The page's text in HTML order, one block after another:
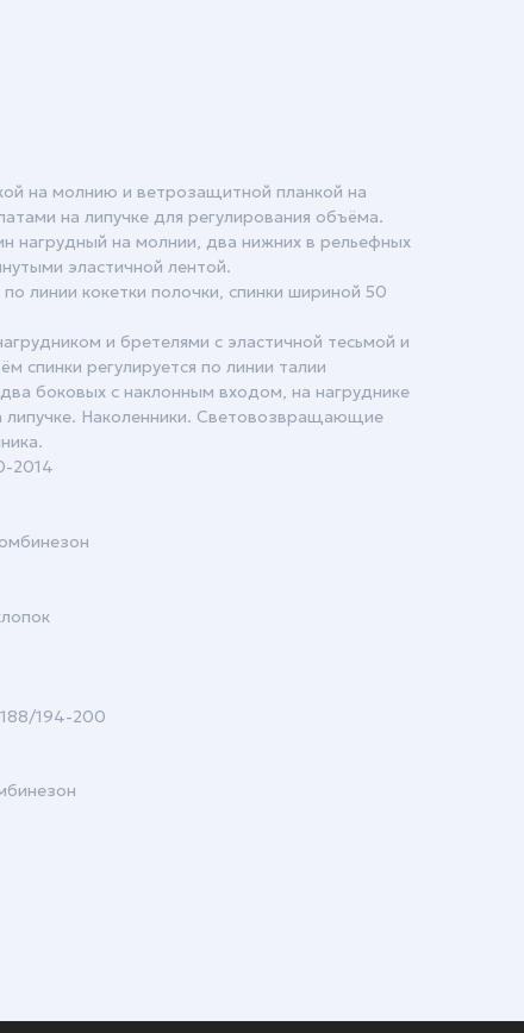
на молнию и ветрозащитной планкой на
на липучке для регулирования объёма.
нагрудный на молнии, два нижних в рельефных
эластичной лентой.
линии кокетки полочки, спинки шириной 50
и бретелями с эластичной тесьмой и
спинки регулируется по линии талии
боковых с наклонным входом, на нагруднике
липучке. Наколенники. Световозвращающие
2014
194-200